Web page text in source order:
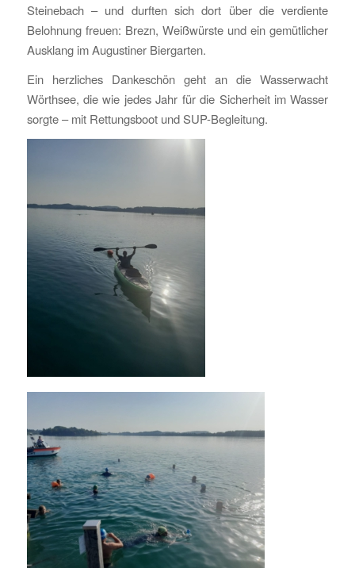
Steinebach – und durften sich dort über die verdiente
Belohnung freuen: Brezn, Weißwürste und ein gemütlicher
Ausklang im Augustiner Biergarten.
Ein herzliches Dankeschön geht an die Wasserwacht
Wörthsee, die wie jedes Jahr für die Sicherheit im Wasser
sorgte – mit Rettungsboot und SUP-Begleitung.